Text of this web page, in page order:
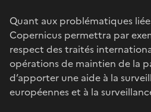
Quant aux problématiques
Copernicus permettra par
respect des traités
opérations de maintien de la
d’apporter une aide à la
européennes et à la